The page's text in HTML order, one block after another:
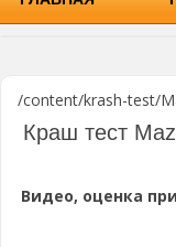
/content/krash-test/
Краш тест
Видео, оценка